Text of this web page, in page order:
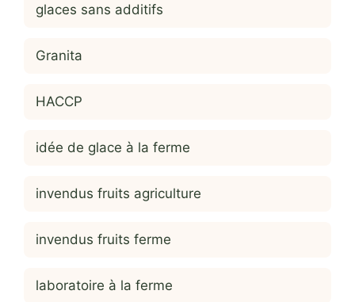
glaces sans additifs
Granita
HACCP
idée de glace à la ferme
invendus fruits agriculture
invendus fruits ferme
laboratoire à la ferme